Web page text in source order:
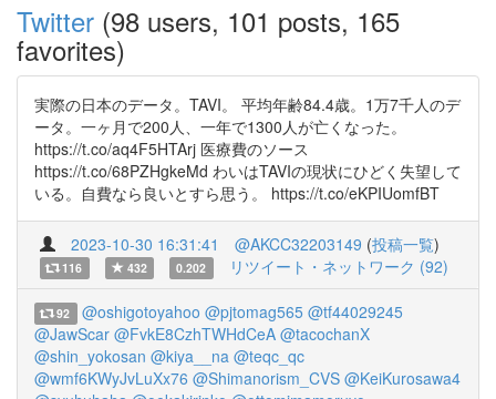
Twitter (98 users, 101 posts, 165
favorites)
実際の日本のデータ。TAVI。 平均年齢84.4歳。1万7千人のデ
ータ。一ヶ月で200人、一年で1300人が亡くなった。
https://t.co/aq4F5HTArj 医療費のソース
https://t.co/68PZHgkeMd わいはTAVIの現状にひどく失望して
いる。自費なら良いとすら思う。 https://t.co/eKPIUomfBT
2023-10-30 16:31:41 @AKCC32203149 (投稿一覧)
116 432 0.202 リツイート・ネットワーク (92)
92 @oshigotoyahoo @pjtomag565 @tf44029245
@JawScar @FvkE8CzhTWHdCeA @tacochanX
@shin_yokosan @kiya__na @teqc_qc
@wmf6KWyJvLuXx76 @Shimanorism_CVS @KeiKurosawa4